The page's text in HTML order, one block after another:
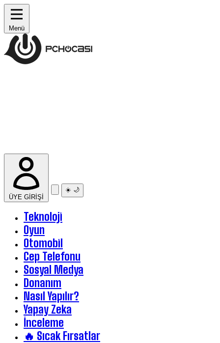
Menü
ÜYE GİRİŞİ
☀️ 🌙
Teknoloji
Oyun
Otomobil
Cep Telefonu
Sosyal Medya
Donanım
Nasıl Yapılır?
Yapay Zeka
İnceleme
🔥 Sıcak Fırsatlar